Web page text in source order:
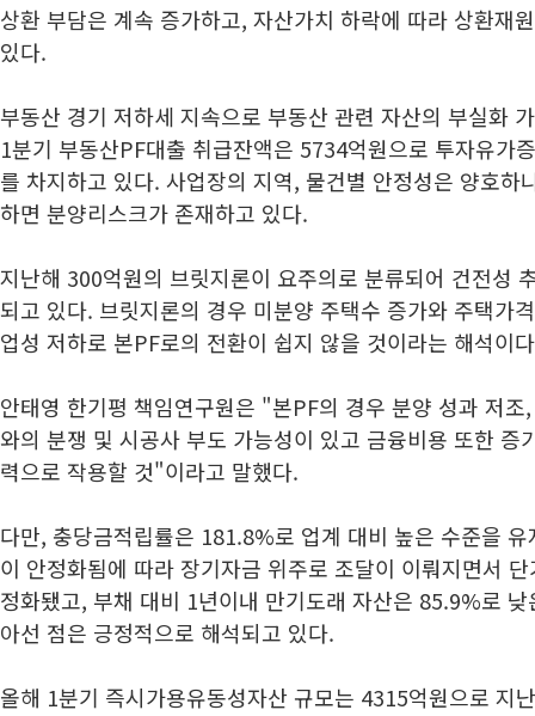
상환 부담은 계속 증가하고, 자산가치 하락에 따라 상환재
있다.
부동산 경기 저하세 지속으로 부동산 관련 자산의 부실화
1분기 부동산PF대출 취급잔액은 5734억원으로 투자유가
를 차지하고 있다. 사업장의 지역, 물건별 안정성은 양호하
하면 분양리스크가 존재하고 있다.
지난해 300억원의 브릿지론이 요주의로 분류되어 건전성
되고 있다. 브릿지론의 경우 미분양 주택수 증가와 주택가
업성 저하로 본PF로의 전환이 쉽지 않을 것이라는 해석이
안태영 한기평 책임연구원은 "본PF의 경우 분양 성과 저
와의 분쟁 및 시공사 부도 가능성이 있고 금융비용 또한 증
력으로 작용할 것"이라고 말했다.
다만, 충당금적립률은 181.8%로 업계 대비 높은 수준을
이 안정화됨에 따라 장기자금 위주로 조달이 이뤄지면서
정화됐고, 부채 대비 1년이내 만기도래 자산은 85.9%로
아선 점은 긍정적으로 해석되고 있다.
올해 1분기 즉시가용유동성자산 규모는 4315억원으로 지